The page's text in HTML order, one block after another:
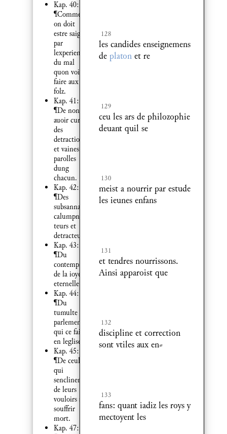
Kap. 40:
¶Comment
on doit
estre saige
par
lexperience
du mal
quon voit
faire aux
folz.
Kap. 41:
¶De non
auoir cure
des
detractions
et vaines
parolles
dung
chacun.
Kap. 42:
¶Des
subsannateurs
calumpnia
teurs et
detracteurs.
Kap. 43:
¶Du
contempnement
de la ioye
eternelle.
Kap. 44:
¶Du
tumulte et
parlement
qui ce fait
en leglise.
Kap. 45:
¶De ceulx
qui
senclinent
de leurs
vouloirs a
souffrir
mort.
Kap. 47:
128
les candides enseignemens
de platonet re
129
ceu les ars de philozophie
deuant quil se
130
meist a nourrir par estude
les ieunes enfans
131
et tendres nourrissons.
Ainsi apparoist que
132
discipline et correction
sont vtiles aux en⸗
133
fans: quant iadiz les roys y
mectoyent les